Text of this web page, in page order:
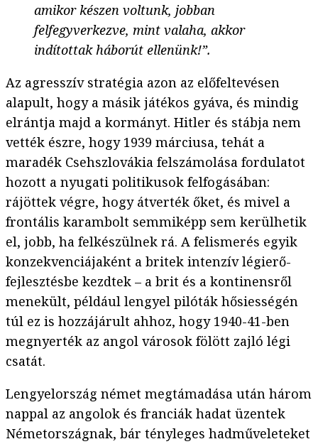
amikor készen voltunk, jobban
felfegyverkezve, mint valaha, akkor
indítottak háborút ellenünk!”.
Az agresszív stratégia azon az előfeltevésen
alapult, hogy a másik játékos gyáva, és mindig
elrántja majd a kormányt. Hitler és stábja nem
vették észre, hogy 1939 márciusa, tehát a
maradék Csehszlovákia felszámolása fordulatot
hozott a nyugati politikusok felfogásában:
rájöttek végre, hogy átverték őket, és mivel a
frontális karambolt semmiképp sem kerülhetik
el, jobb, ha felkészülnek rá. A felismerés egyik
konzekvenciájaként a britek intenzív légierő-
fejlesztésbe kezdtek – a brit és a kontinensről
menekült, például lengyel pilóták hősiességén
túl ez is hozzájárult ahhoz, hogy 1940-41-ben
megnyerték az angol városok fölött zajló légi
csatát.
Lengyelország német megtámadása után három
nappal az angolok és franciák hadat üzentek
Németországnak, bár tényleges hadműveleteket